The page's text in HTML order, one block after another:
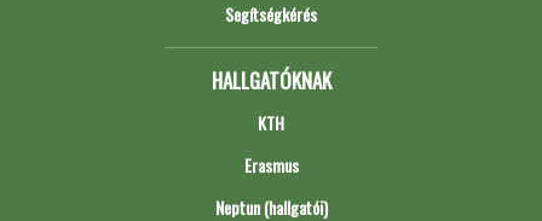
Segítségkérés
HALLGATÓKNAK
KTH
Erasmus
Neptun (hallgatói)